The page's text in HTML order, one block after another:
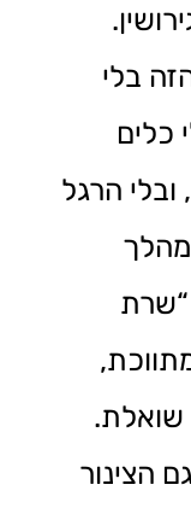
בלי
כלים
הרגל
“שרת
הצינור